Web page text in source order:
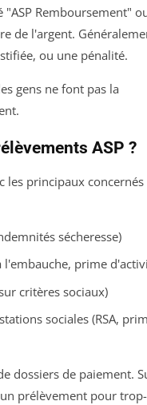
"ASP Remboursement"
de l'argent.
ou une pénalité.
gens ne font pas la
ASP ?
les principaux
sécheresse)
l'embauche, prime
critères sociaux)
sociales (RSA,
dossiers de paiement.
prélèvement pour trop-